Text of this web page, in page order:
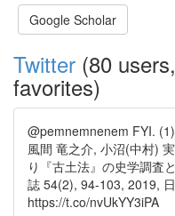
Google Scholar
Twitter (80
favorites)
@pemnemnenem FYI.
風間 竜之介, 小沼(中村)
り『古土法』の史学調査
誌 54(2), 94-103, 2019, 日
https://t.co/nvUkYY3iPA